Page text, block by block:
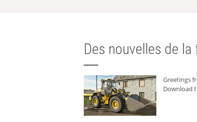
Des nouvelles de la
Greetings
Download